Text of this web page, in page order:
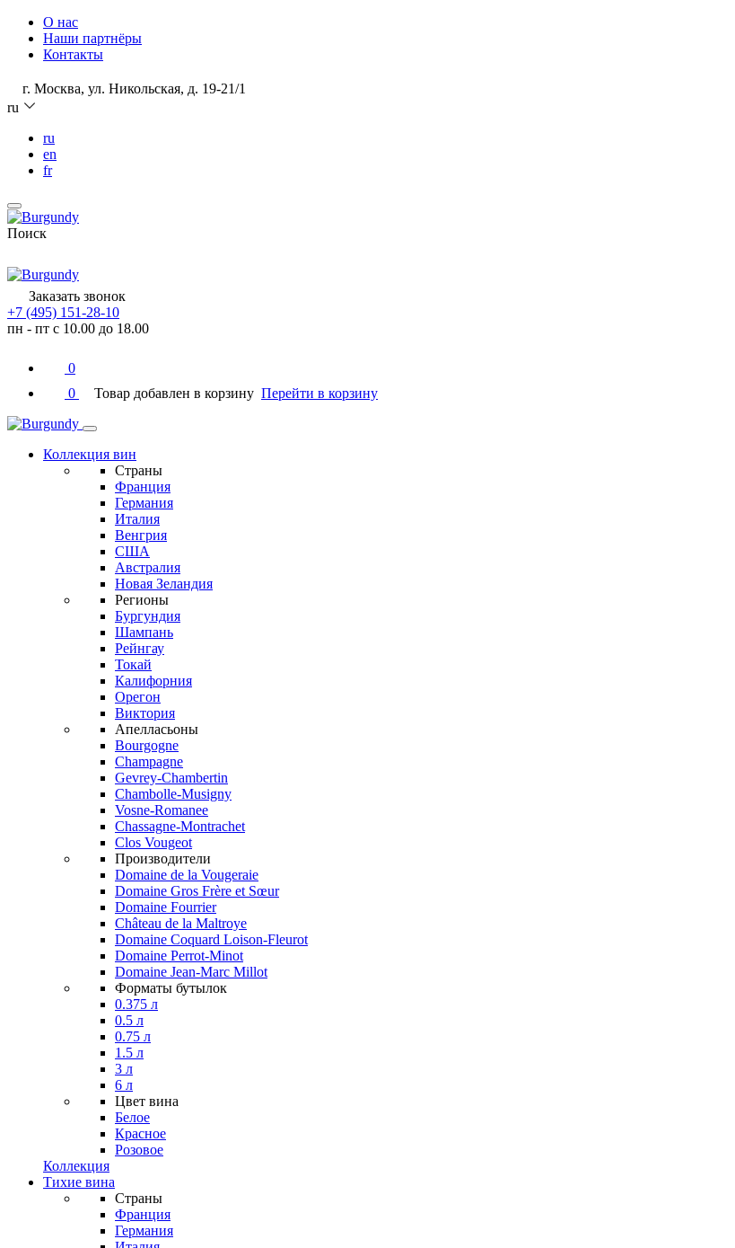
О нас
Наши партнёры
Контакты
г. Москва, ул. Никольская, д. 19-21/1
ru
ru
en
fr
Поиск
Заказать звонок
+7 (495) 151-28-10
пн - пт с 10.00 до 18.00
0
0
Товар добавлен в корзину Перейти в корзину
Коллекция вин
Страны
Франция
Германия
Италия
Венгрия
США
Австралия
Новая Зеландия
Регионы
Бургундия
Шампань
Рейнгау
Токай
Калифорния
Орегон
Виктория
Апелласьоны
Bourgogne
Champagne
Gevrey-Chambertin
Chambolle-Musigny
Vosne-Romanee
Chassagne-Montrachet
Clos Vougeot
Производители
Domaine de la Vougeraie
Domaine Gros Frère et Sœur
Domaine Fourrier
Château de la Maltroye
Domaine Coquard Loison-Fleurot
Domaine Perrot-Minot
Domaine Jean-Marc Millot
Форматы бутылок
0.375 л
0.5 л
0.75 л
1.5 л
3 л
6 л
Цвет вина
Белое
Красное
Розовое
Коллекция
Тихие вина
Страны
Франция
Германия